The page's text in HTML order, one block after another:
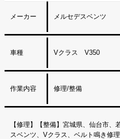
メーカー メルセデスベンツ
車種 Vクラス V350
作業内容 修理/整備
【修理】【整備】宮城県、仙台市
スベンツ、Vクラス、ベルト鳴き修